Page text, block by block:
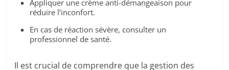
Appliquer une crème anti-démangeaison pour
réduire l’inconfort.
En cas de réaction sévère, consulter un
professionnel de santé.
Il est crucial de comprendre que la gestion des